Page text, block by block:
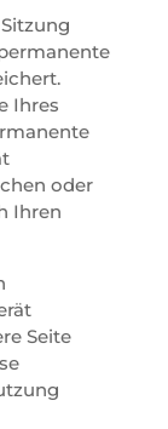
Ihres
oder
Ihren
Seite